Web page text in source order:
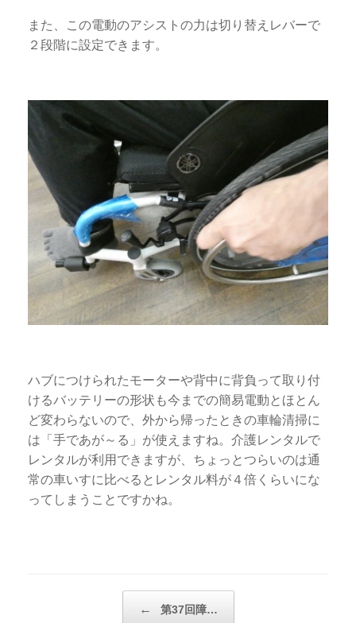
また、この電動のアシストの力は切り替えレバーで
２段階に設定できます。
ハブにつけられたモーターや背中に背負って取り付
けるバッテリーの形状も今までの簡易電動とほとん
ど変わらないので、外から帰ったときの車輪清掃に
は「手であが～る」が使えますね。介護レンタルで
レンタルが利用できますが、ちょっとつらいのは通
常の車いすに比べるとレンタル料が４倍くらいにな
ってしまうことですかね。
←
第37回障…